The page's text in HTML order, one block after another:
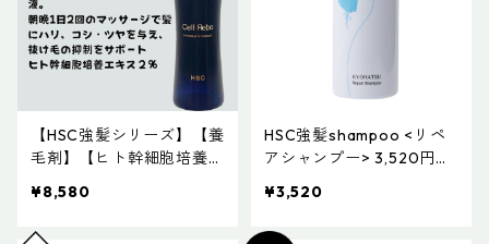
【HSC強髪シリーズ】【養
毛剤】【ヒト幹細胞培養エ
60mL
¥8,580
HSC強髪shampoo <リペ
アシャンプー> 3,520円
ジも使うたびしなやかに
艶やかな髪に補修
¥3,520